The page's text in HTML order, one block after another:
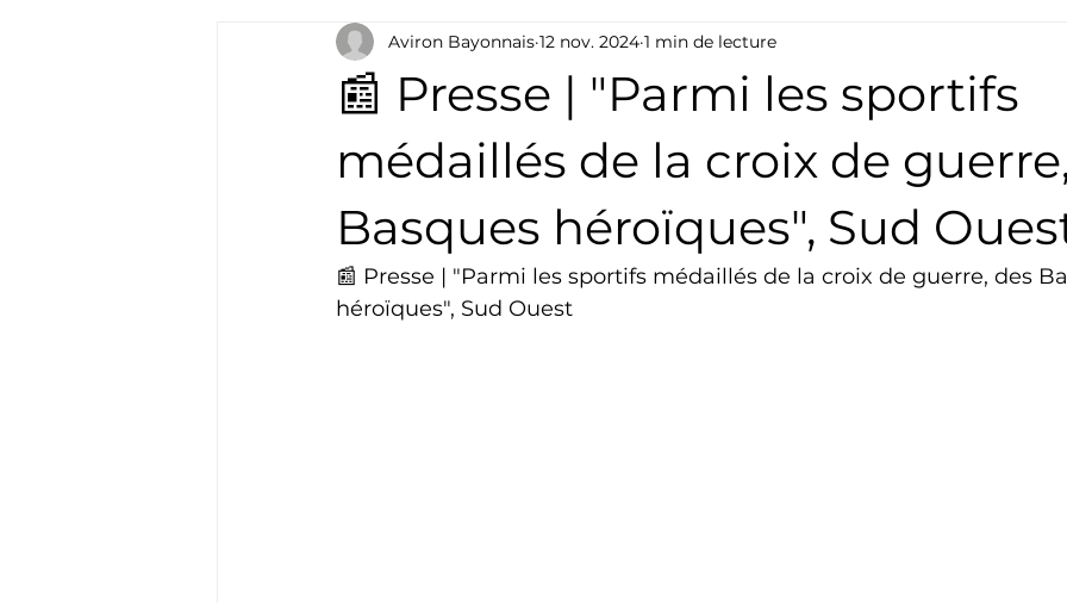
Omnisports Partenariat Pelote Pentathlon
Natation Tennis Triathlon Revue de presse
Cyclotourisme Surf Basket Partenariat
📰 Presse | "Parmi les sportifs
médaillés de la croix de
Basques héroïques", Sud
Aviron Bayonnais 12 nov. 2024 1 min de lecture
📰 Presse | "Parmi les sportifs médaillés de la croix de guerre, des
héroïques", Sud Ouest